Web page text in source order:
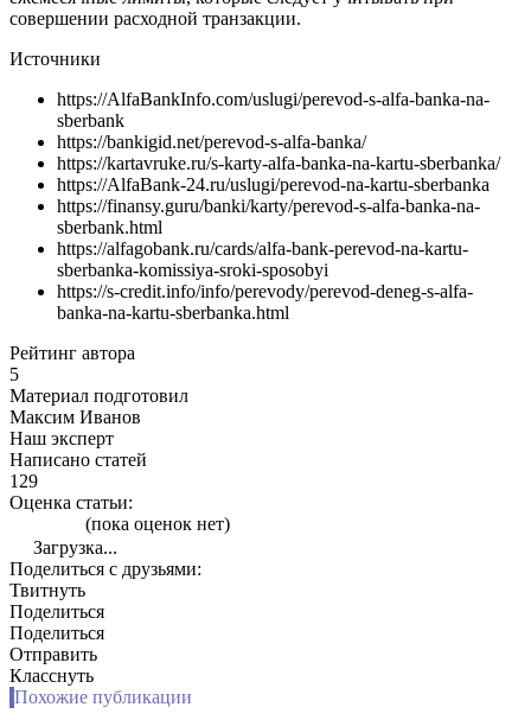
совершении расходной транзакции.
Источники
https://AlfaBankInfo.com/uslugi/perevod-s-alfa-banka-na-
sberbank
https://bankigid.net/perevod-s-alfa-banka/
https://kartavruke.ru/s-karty-alfa-banka-na-kartu-sberbanka/
https://AlfaBank-24.ru/uslugi/perevod-na-kartu-sberbanka
https://finansy.guru/banki/karty/perevod-s-alfa-banka-na-
sberbank.html
https://alfagobank.ru/cards/alfa-bank-perevod-na-kartu-
sberbanka-komissiya-sroki-sposobyi
https://s-credit.info/info/perevody/perevod-deneg-s-alfa-
banka-na-kartu-sberbanka.html
Рейтинг автора
5
Материал подготовил
Максим Иванов
Наш эксперт
Написано статей
129
Оценка статьи:
(пока оценок нет)
Загрузка...
Поделиться с друзьями:
Твитнуть
Поделиться
Поделиться
Отправить
Класснуть
Похожие публикации